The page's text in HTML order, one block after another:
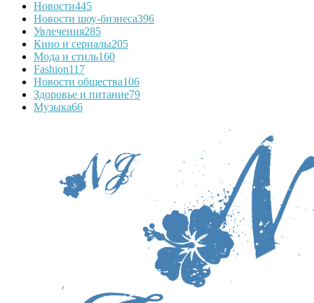
Новости445
Новости шоу-бизнеса396
Увлечения285
Кино и сериалы205
Мода и стиль160
Fashion117
Новости общества106
Здоровье и питание79
Музыка66